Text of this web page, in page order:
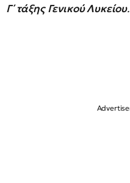
Γ΄ τάξης Γενικού Λυκείου.